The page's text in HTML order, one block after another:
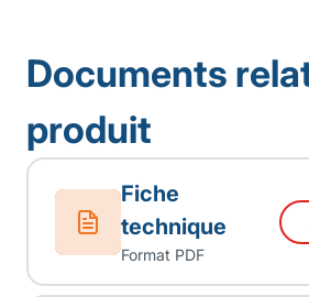
Documents
produit
Fiche
technique
Format PDF